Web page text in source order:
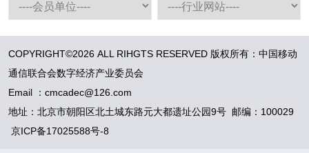
COPYRIGHT©2026 ALL RIHGTS RESERVED 版权所有：中国移动
通信联合会数字经济产业委员会
Email ：cmcadec@126.com
地址：北京市朝阳区北土城东路元大都遗址公园9号 邮编：100029
京ICP备17025588号-8